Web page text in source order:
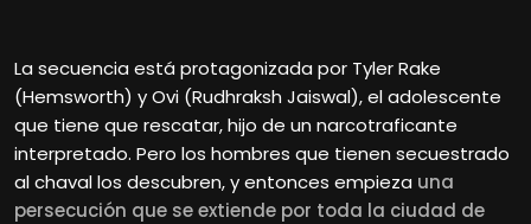
La secuencia está protagonizada por Tyler Rake
(Hemsworth) y Ovi (Rudhraksh Jaiswal), el adolescente
que tiene que rescatar, hijo de un narcotraficante
interpretado. Pero los hombres que tienen secuestrado
al chaval los descubren, y entonces empieza una
persecución que se extiende por toda la ciudad de